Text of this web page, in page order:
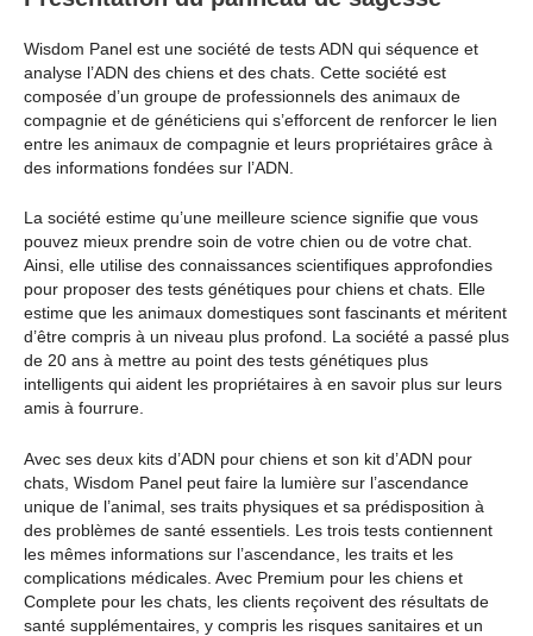
Wisdom Panel est une société de tests ADN qui séquence et
analyse l’ADN des chiens et des chats. Cette société est
composée d’un groupe de professionnels des animaux de
compagnie et de généticiens qui s’efforcent de renforcer le lien
entre les animaux de compagnie et leurs propriétaires grâce à
des informations fondées sur l’ADN.
La société estime qu’une meilleure science signifie que vous
pouvez mieux prendre soin de votre chien ou de votre chat.
Ainsi, elle utilise des connaissances scientifiques approfondies
pour proposer des tests génétiques pour chiens et chats. Elle
estime que les animaux domestiques sont fascinants et méritent
d’être compris à un niveau plus profond. La société a passé plus
de 20 ans à mettre au point des tests génétiques plus
intelligents qui aident les propriétaires à en savoir plus sur leurs
amis à fourrure.
Avec ses deux kits d’ADN pour chiens et son kit d’ADN pour
chats, Wisdom Panel peut faire la lumière sur l’ascendance
unique de l’animal, ses traits physiques et sa prédisposition à
des problèmes de santé essentiels. Les trois tests contiennent
les mêmes informations sur l’ascendance, les traits et les
complications médicales. Avec Premium pour les chiens et
Complete pour les chats, les clients reçoivent des résultats de
santé supplémentaires, y compris les risques sanitaires et un